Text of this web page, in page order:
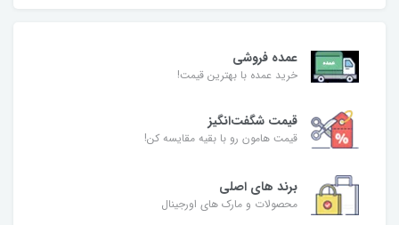
عمده فروشی
خرید عمده با بهترین قیمت!
قیمت شگفت‌انگیز
قیمت هامون رو با بقیه مقایسه کن!
برند های اصلی
محصولات و مارک های اورجینال